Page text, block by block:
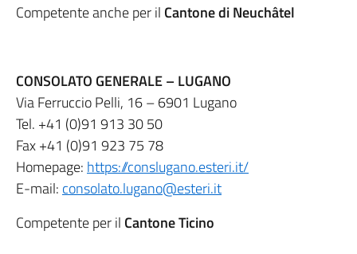
Competente anche per il Cantone di Neuchâtel
CONSOLATO GENERALE – LUGANO
Via Ferruccio Pelli, 16 – 6901 Lugano
Tel. +41 (0)91 913 30 50
Fax+41 (0)91 923 75 78
Homepage: https://conslugano.esteri.it/
E-mail: consolato.lugano@esteri.it
Competente per il Cantone Ticino